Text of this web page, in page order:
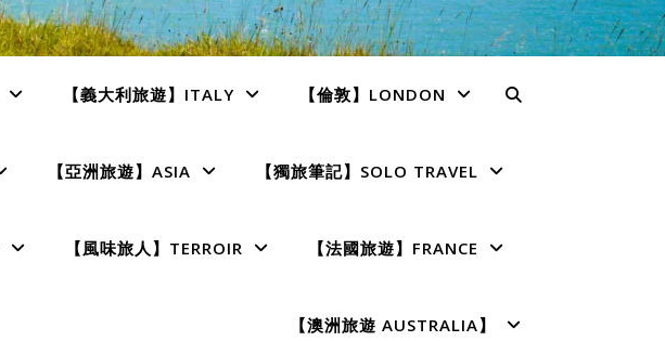
【義大利旅遊】ITALY 【倫敦】LONDON
【亞洲旅遊】ASIA 【獨旅筆記】SOLO TRAVEL
【風味旅人】TERROIR 【法國旅遊】FRANCE
【澳洲旅遊 AUSTRALIA】